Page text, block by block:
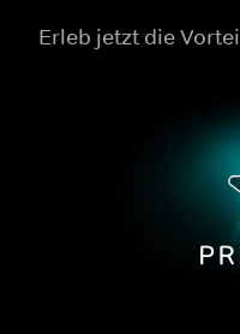
Erleb jetzt die